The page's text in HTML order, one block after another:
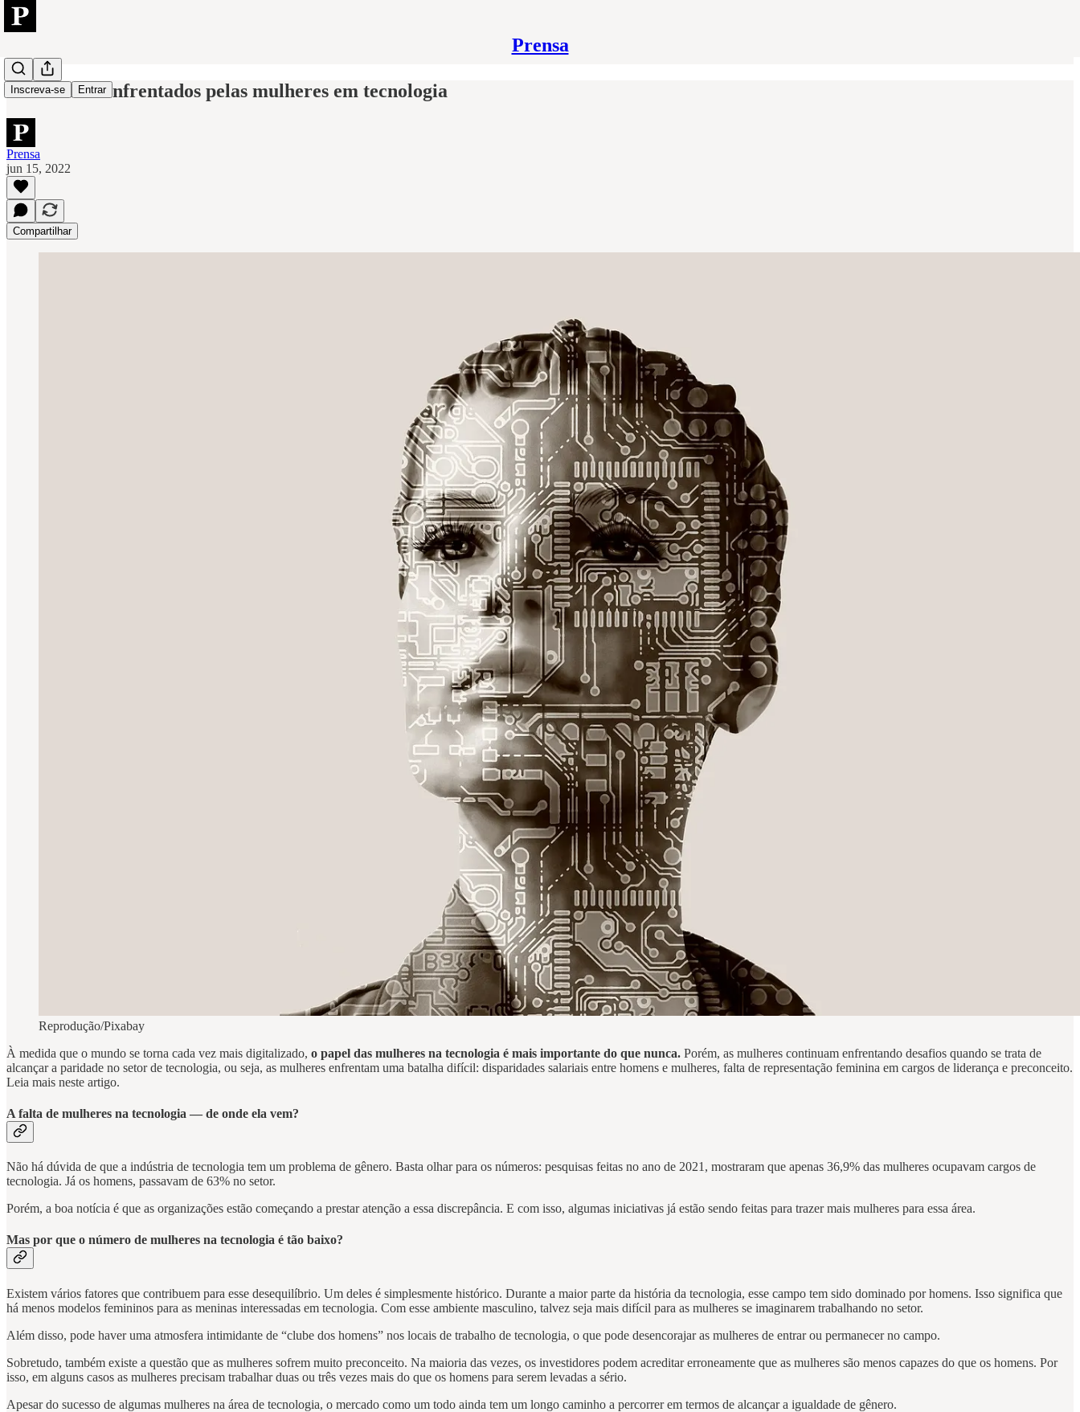
Prensa
Inscreva-se Entrar
Os desafios enfrentados pelas mulheres em tecnologia
Prensa
jun 15, 2022
Compartilhar
Reprodução/Pixabay
À medida que o mundo se torna cada vez mais digitalizado, o papel das mulheres na tecnologia é mais importante do que nunca. Porém, as mulheres continuam enfrentando desafios quando se trata de
alcançar a paridade no setor de tecnologia, ou seja, as mulheres enfrentam uma batalha difícil: disparidades salariais entre homens e mulheres, falta de representação feminina em cargos de liderança e preconceito.
Leia mais neste artigo.
A falta de mulheres na tecnologia — de onde ela vem?
Não há dúvida de que a indústria de tecnologia tem um problema de gênero. Basta olhar para os números: pesquisas feitas no ano de 2021, mostraram que apenas 36,9% das mulheres ocupavam cargos de
tecnologia. Já os homens, passavam de 63% no setor.
Porém, a boa notícia é que as organizações estão começando a prestar atenção a essa discrepância. E com isso, algumas iniciativas já estão sendo feitas para trazer mais mulheres para essa área.
Mas por que o número de mulheres na tecnologia é tão baixo?
Existem vários fatores que contribuem para esse desequilíbrio. Um deles é simplesmente histórico. Durante a maior parte da história da tecnologia, esse campo tem sido dominado por homens. Isso significa que
há menos modelos femininos para as meninas interessadas em tecnologia. Com esse ambiente masculino, talvez seja mais difícil para as mulheres se imaginarem trabalhando no setor.
Além disso, pode haver uma atmosfera intimidante de “clube dos homens” nos locais de trabalho de tecnologia, o que pode desencorajar as mulheres de entrar ou permanecer no campo.
Sobretudo, também existe a questão que as mulheres sofrem muito preconceito. Na maioria das vezes, os investidores podem acreditar erroneamente que as mulheres são menos capazes do que os homens. Por
isso, em alguns casos as mulheres precisam trabalhar duas ou três vezes mais do que os homens para serem levadas a sério.
Apesar do sucesso de algumas mulheres na área de tecnologia, o mercado como um todo ainda tem um longo caminho a percorrer em termos de alcançar a igualdade de gênero.